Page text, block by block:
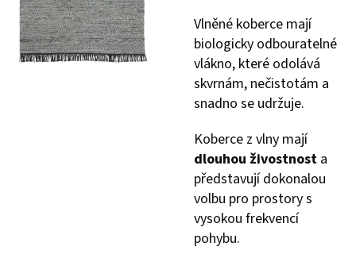
Vlněné koberce mají
biologicky odbouratelné
vlákno, které odolává
skvrnám, nečistotám a
snadno se udržuje.
Koberce z vlny mají
dlouhou živostnost a
představují dokonalou
volbu pro prostory s
vysokou frekvencí
pohybu.